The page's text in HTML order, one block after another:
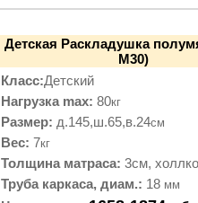
Детская Раскладушка
М30)
Класс:Детский
Нагрузка max: 80кг
Размер: д.145,ш.65,в.24см
Вес: 7кг
Толщина матраса: 3см,
Труба каркаса, диам.: 18 мм